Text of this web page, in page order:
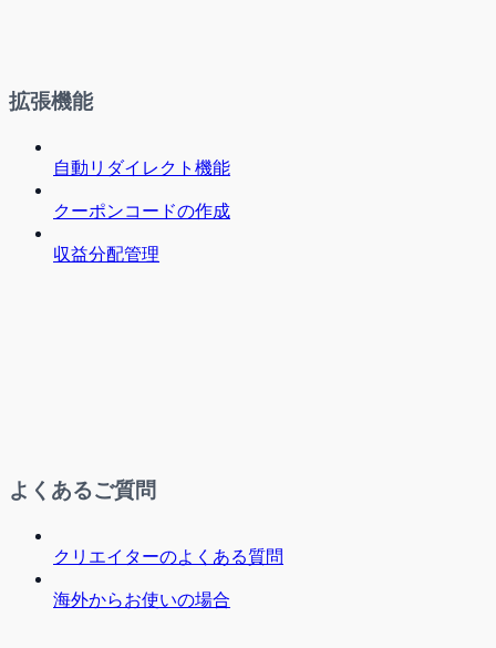
拡張機能
自動リダイレクト機能
クーポンコードの作成
収益分配管理
よくあるご質問
クリエイターのよくある質問
海外からお使いの場合